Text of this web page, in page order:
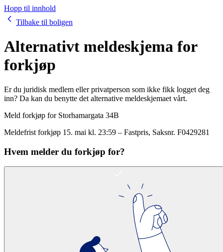
Hopp til innhold
Tilbake til boligen
Alternativt meldeskjema for
forkjøp
Er du juridisk medlem eller privatperson som ikke fikk logget deg
inn? Da kan du benytte det alternative meldeskjemaet vårt.
Meld forkjøp for Storhamargata 34B
Meldefrist forkjøp 15. mai kl. 23:59 – Fastpris, Saksnr. F0429281
Hvem melder du forkjøp for?